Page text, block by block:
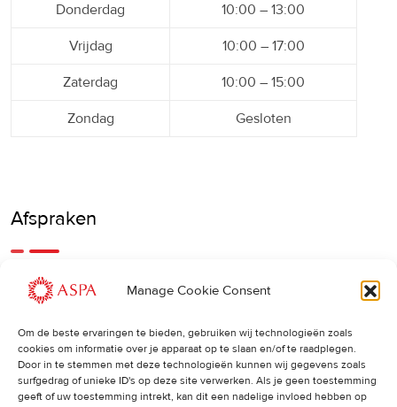
Manage Cookie Consent
Om de beste ervaringen te bieden, gebruiken wij technologieën zoals
cookies om informatie over je apparaat op te slaan en/of te raadplegen.
Door in te stemmen met deze technologieën kunnen wij gegevens zoals
surfgedrag of unieke ID's op deze site verwerken. Als je geen toestemming
geeft of uw toestemming intrekt, kan dit een nadelige invloed hebben op
Donderdag 10:00 – 13:00
Vrijdag 10:00 – 17:00
Zaterdag 10:00 – 15:00
Zondag Gesloten
Afspraken
Een eerdere of latere afspraak is ook mogelijk, bel ons
Cancellations:
Indien u een afspraak wilt wijzigen of annuleren, vragen wij